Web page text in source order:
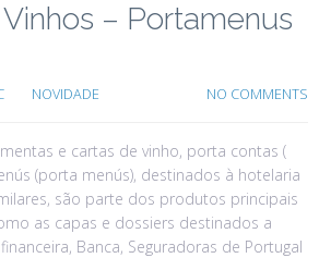
– Portamenus
NOVIDADE NO COMMENTS
e cartas de vinho, porta contas (
(porta menús), destinados à hotelaria
são parte dos produtos principais
as capas e dossiers destinados a
Banca, Seguradoras de Portugal